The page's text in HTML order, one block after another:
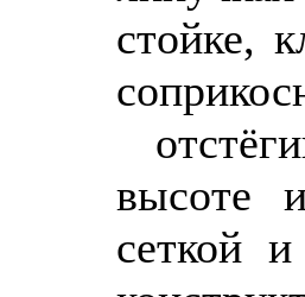
стойке,
высоте
сеткой